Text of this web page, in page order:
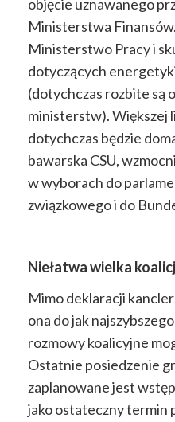
objęcie uznawanego
Ministerstwa
Ministerstwo Pracy i
dotyczących
(dotychczas rozbite są
ministerstw). Większej
dotychczas będzie
bawarska CSU,
w wyborach do
związkowego i do
Niełatwa wielka
Mimo deklaracji
ona do jak
rozmowy koalicyjne
Ostatnie posiedzenie
zaplanowane jest
jako ostateczny termin